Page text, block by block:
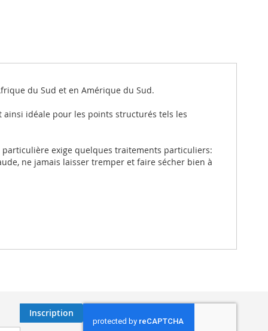
du Sud et en Amérique du Sud.
ainsi idéale pour les points structurés tels les
exige quelques traitements particuliers:
ne jamais laisser tremper et faire sécher bien à
Inscription